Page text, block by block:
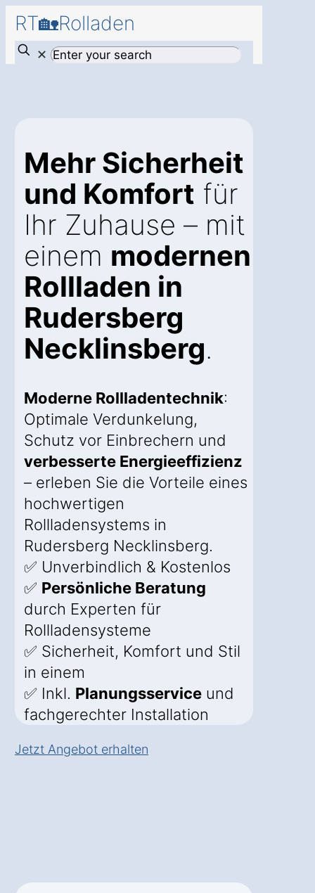
RT🏡Rolladen
✕
Mehr Sicherheit
und Komfort für
Ihr Zuhause – mit
einem modernen
Rollladen in
Rudersberg
Necklinsberg.
Moderne Rollladentechnik:
Optimale Verdunkelung,
Schutz vor Einbrechern und
verbesserte Energieeffizienz
– erleben Sie die Vorteile eines
hochwertigen
Rollladensystems in
Rudersberg Necklinsberg.
✅ Unverbindlich & Kostenlos
✅ Persönliche Beratung
durch Experten für
Rollladensysteme
✅ Sicherheit, Komfort und Stil
in einem
✅ Inkl. Planungsservice und
fachgerechter Installation
Jetzt Angebot erhalten